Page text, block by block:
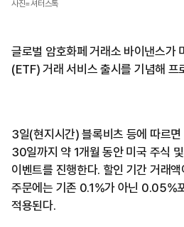
사진=셔터스톡
글로벌 암호화페 거래소 바이낸스가
(ETF) 거래 서비스 출시를 기념해 프
3일(현지시간) 블록비츠 등에 따르
30일까지 약 1개월 동안 미국 주식
이벤트를 진행한다. 할인 기간 거래
주문에는 기존 0.1%가 아닌 0.05%
적용된다.